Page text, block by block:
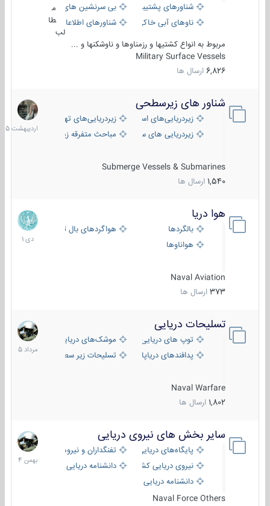
شناورهای پشتیبانی
بی سرنشین های دریایی
ناوهای آبی خاکی و نیروبرشناورهای اطلاعاتی و جاسوسی
طا
لب
مربوط به انواع کشتیها و رزمناوها و ناوشکنها و ...
Military Surface Vessels
6,826 ارسال ها
شناور های زیرسطحی
زیردریایی‌های استراتژیکزیردریایی‌های تهاجمی
زیردریایی های سبک
مباحث متفرقه زیرسطحی
Submerge Vessels & Submarines
1,540 ارسال ها
31
1405
هوا دریا
بالگردها
هواگردهای بال ثابت
هواناوها
Naval Aviation
373 ارسال ها
12
دی
1401
تسلیحات دریایی
توپ های دریایی
موشک‌های دریایی
پدافندهای دریاپایه
تسلیحات زیر سطحی
Naval Warfare
1,802 ارسال ها
2
مرداد
1405
سایر بخش های نیروی دریایی
پایگاه‌های دریایی
تفنگداران و نیروهای ویژه‌ی دریایی
نیروی دریایی کشورهای مختلفدانشنامه دریایی
دانشنامه دریایی کپی
Naval Force Others
22
بهمن
1404